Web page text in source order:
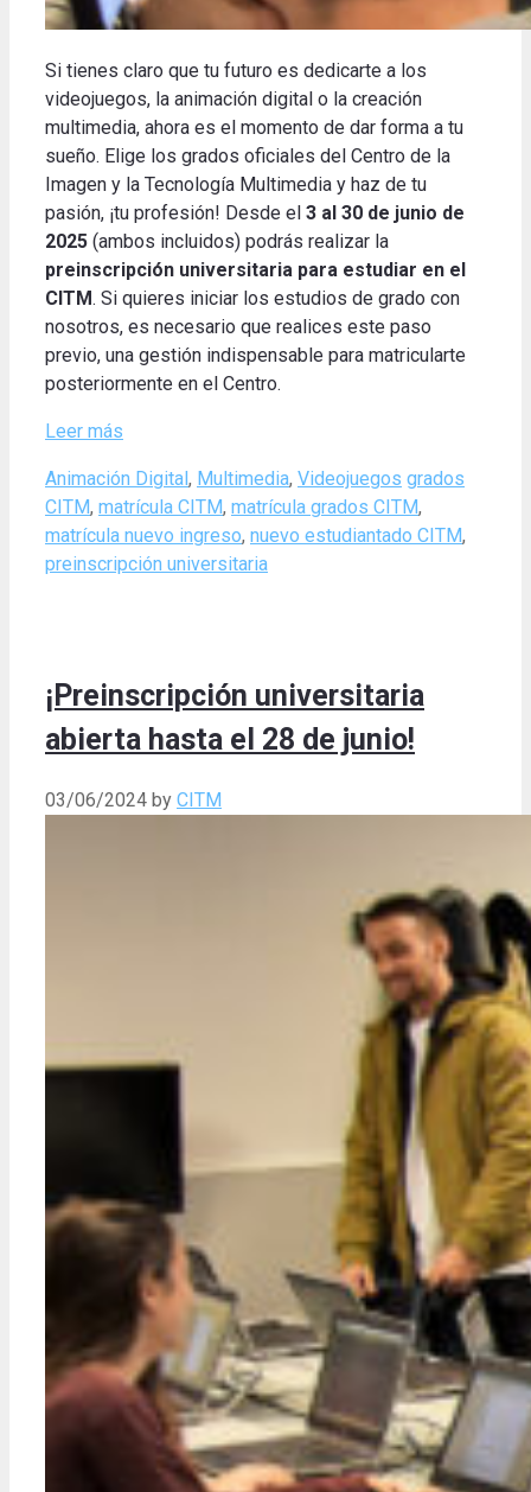
Si tienes claro que tu futuro es dedicarte a los
videojuegos, la animación digital o la creación
multimedia, ahora es el momento de dar forma a tu
sueño. Elige los grados oficiales del Centro de la
Imagen y la Tecnología Multimedia y haz de tu
pasión, ¡tu profesión! Desde el 3 al 30 de junio de
2025 (ambos incluidos) podrás realizar la
preinscripción universitaria para estudiar en el
CITM. Si quieres iniciar los estudios de grado con
nosotros, es necesario que realices este paso
previo, una gestión indispensable para matricularte
posteriormente en el Centro.
Leer más
Categories
Animación Digital, Multimedia, Videojuegos Tags
grados
CITM, matrícula CITM, matrícula grados CITM,
matrícula nuevo ingreso, nuevo estudiantado CITM,
preinscripción universitaria
¡Preinscripción universitaria
abierta hasta el 28 de junio!
03/06/2024 by CITM